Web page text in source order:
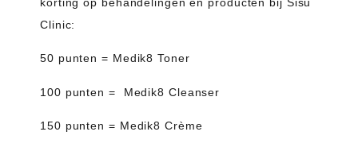
Clinic:
50 punten = Medik8 Toner
100 punten = Medik8 Cleanser
150 punten = Medik8 Crème